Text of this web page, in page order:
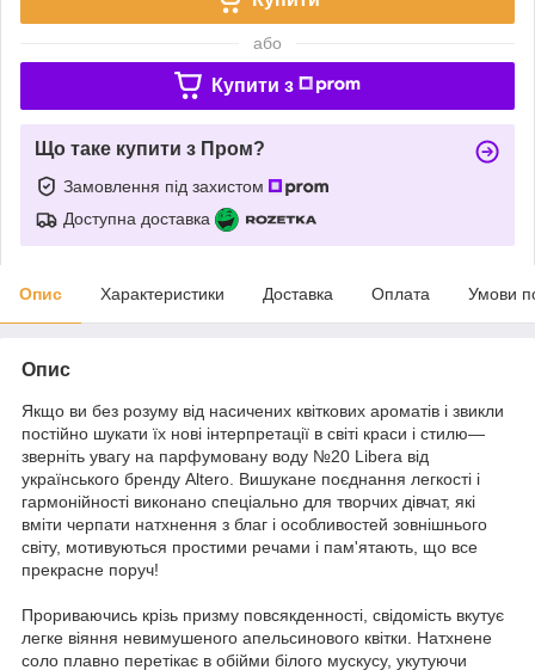
або
Купити з
Що таке купити з Пром?
Замовлення під захистом
Доступна доставка
Опис Характеристики Доставка Оплата Умови
Опис
Якщо ви без розуму від насичених квіткових ароматів і звикли
постійно шукати їх нові інтерпретації в світі краси і стилю—
зверніть увагу на парфумовану воду №20 Libera від
українського бренду Altero. Вишукане поєднання легкості і
гармонійності виконано спеціально для творчих дівчат, які
вміти черпати натхнення з благ і особливостей зовнішнього
світу, мотивуються простими речами і пам'ятають, що все
прекрасне поруч!
Прориваючись крізь призму повсякденності, свідомість вкутує
легке віяння невимушеного апельсинового квітки. Натхнене
соло плавно перетікає в обійми білого мускусу, укутуючи